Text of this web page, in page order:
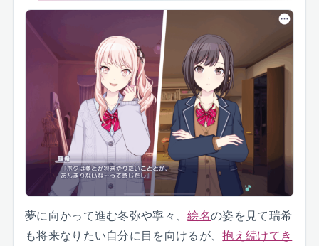
夢に向かって進む冬弥や寧々、絵名の姿を見て瑞希
も将来なりたい自分に目を向けるが、抱え続けてき